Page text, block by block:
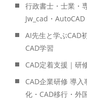
行政書士・士業・
Jw_cad・AutoCAD
AI先生と学ぶCAD
CAD学習
CAD定着支援｜研
CAD企業研修 導
化・CAD移行・外